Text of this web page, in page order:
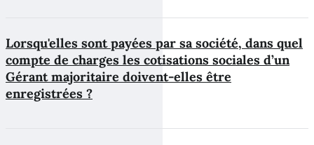
Lorsqu'elles sont payées par sa société, dans quel
compte de charges les cotisations sociales d’un
Gérant majoritaire doivent-elles être
enregistrées ?